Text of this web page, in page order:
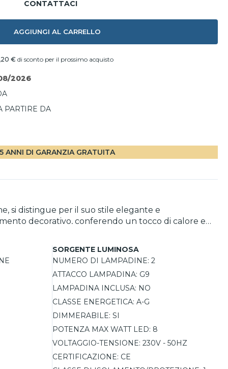
AGGIUNGI AL CARRELLO
€ di sconto per il prossimo acquisto
2026
PARTIRE DA
5 ANNI DI GARANZIA GRATUITA
si distingue per il suo stile elegante e
decorativo, conferendo un tocco di calore e
diffusa e accogliente. Grazie alla possibilità di
occasione.
SORGENTE LUMINOSA
NUMERO DI LAMPADINE: 2
ATTACCO LAMPADINA: G9
LAMPADINA INCLUSA: NO
CLASSE ENERGETICA: A-G
DIMMERABILE: SI
POTENZA MAX WATT LED: 8
VOLTAGGIO-TENSIONE: 230V - 50HZ
CERTIFICAZIONE: CE